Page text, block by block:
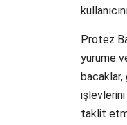
Protez
yürüme
bacaklar,
taklit